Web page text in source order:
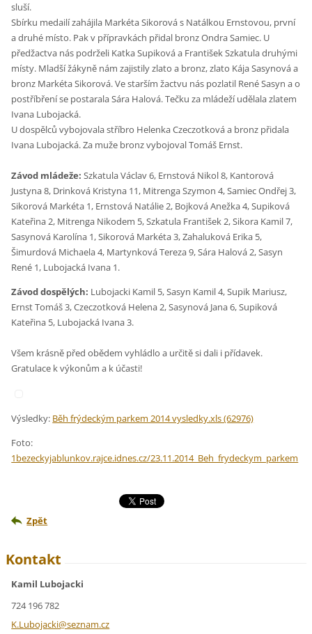
sluší.
Sbírku medailí zahájila Markéta Sikorová s Natálkou Ernstovou, první
a druhé místo. Pak v přípravkách přidal bronz Ondra Samiec. U
předžactva nás podrželi Katka Supiková a František Szkatula druhými
místy. Mladší žákyně nám zajistily zlato a bronz, zlato Kája Sasynová a
bronz Markéta Sikorová. Ve starším žactvu nás pozlatil René Sasyn a o
postříbření se postarala Sára Halová. Tečku za mládeží udělala zlatem
Ivana Lubojacká.
U dospělců vybojovala stříbro Helenka Czeczotková a bronz přidala
Ivana Lubojacká. Za muže bronz vybojoval Tomáš Ernst.
Závod mládeže: Szkatula Václav 6, Ernstová Nikol 8, Kantorová
Justyna 8, Drinková Kristyna 11, Mitrenga Szymon 4, Samiec Ondřej 3,
Sikorová Markéta 1, Ernstová Natálie 2, Bojková Anežka 4, Supiková
Kateřina 2, Mitrenga Nikodem 5, Szkatula František 2, Sikora Kamil 7,
Sasynová Karolína 1, Sikorová Markéta 3, Zahaluková Erika 5,
Šimurdová Michaela 4, Martynková Tereza 9, Sára Halová 2, Sasyn
René 1, Lubojacká Ivana 1.
Závod dospělých: Lubojacki Kamil 5, Sasyn Kamil 4, Supik Mariusz,
Ernst Tomáš 3, Czeczotková Helena 2, Sasynová Jana 6, Supiková
Kateřina 5, Lubojacká Ivana 3.
Všem krásně před obědem vyhládlo a určitě si dali i přídavek.
Gratulace k výkonům a k účasti!
Výsledky: Běh frýdeckým parkem 2014 vysledky.xls (62976)
Foto:
1bezeckyjablunkov.rajce.idnes.cz/23.11.2014_Beh_frydeckym_parkem
Zpět
Kontakt
Kamil Lubojacki
724 196 782
K.Lubojacki@seznam.cz